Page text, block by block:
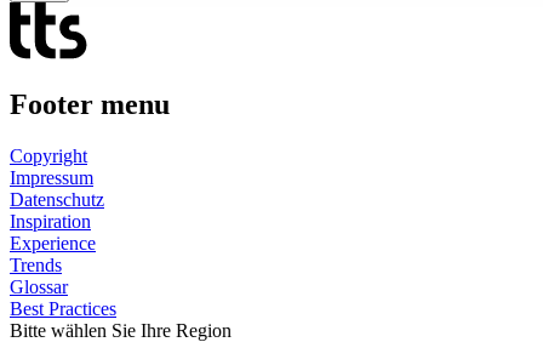
Footer menu
Copyright
Impressum
Datenschutz
Inspiration
Experience
Trends
Glossar
Best Practices
Bitte wählen Sie Ihre Region